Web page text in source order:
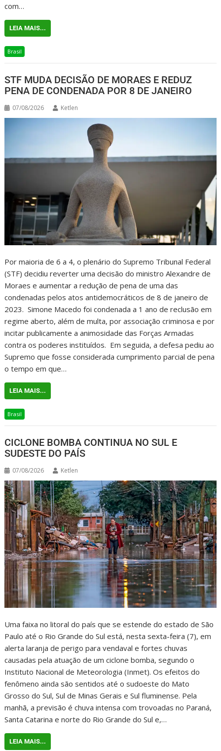
com…
LEIA MAIS...
Brasil
STF MUDA DECISÃO DE MORAES E REDUZ
PENA DE CONDENADA POR 8 DE JANEIRO
07/08/2026 Ketlen
Por maioria de 6 a 4, o plenário do Supremo Tribunal Federal
(STF) decidiu reverter uma decisão do ministro Alexandre de
Moraes e aumentar a redução de pena de uma das
condenadas pelos atos antidemocráticos de 8 de janeiro de
2023. Simone Macedo foi condenada a 1 ano de reclusão em
regime aberto, além de multa, por associação criminosa e por
incitar publicamente a animosidade das Forças Armadas
contra os poderes instituídos. Em seguida, a defesa pediu ao
Supremo que fosse considerada cumprimento parcial de pena
o tempo em que…
LEIA MAIS...
Brasil
CICLONE BOMBA CONTINUA NO SUL E
SUDESTE DO PAÍS
07/08/2026 Ketlen
Uma faixa no litoral do país que se estende do estado de São
Paulo até o Rio Grande do Sul está, nesta sexta-feira (7), em
alerta laranja de perigo para vendaval e fortes chuvas
causadas pela atuação de um ciclone bomba, segundo o
Instituto Nacional de Meteorologia (Inmet). Os efeitos do
fenômeno ainda são sentidos até o sudoeste do Mato
Grosso do Sul, Sul de Minas Gerais e Sul fluminense. Pela
manhã, a previsão é chuva intensa com trovoadas no Paraná,
Santa Catarina e norte do Rio Grande do Sul e,…
LEIA MAIS...